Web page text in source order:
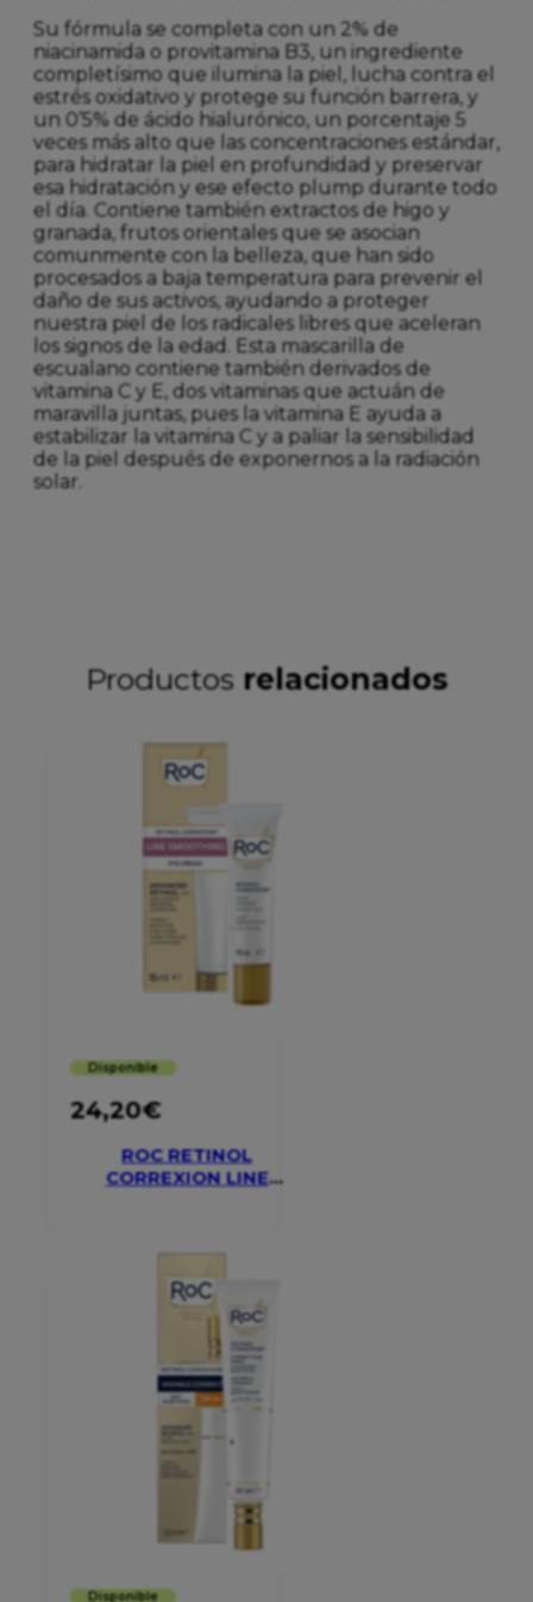
Su fórmula se completa con un 2% de
niacinamida o provitamina B3, un ingrediente
completísimo que ilumina la piel, lucha contra el
estrés oxidativo y protege su función barrera, y
un 0’5% de ácido hialurónico, un porcentaje 5
veces más alto que las concentraciones estándar,
para hidratar la piel en profundidad y preservar
esa hidratación y ese efecto plump durante todo
el día. Contiene también extractos de higo y
granada, frutos orientales que se asocian
comunmente con la belleza, que han sido
procesados a baja temperatura para prevenir el
daño de sus activos, ayudando a proteger
nuestra piel de los radicales libres que aceleran
los signos de la edad. Esta mascarilla de
escualano contiene también derivados de
vitamina C y E, dos vitaminas que actuán de
maravilla juntas, pues la vitamina E ayuda a
estabilizar la vitamina C y a paliar la sensibilidad
de la piel después de exponernos a la radiación
solar.
Productos relacionados
Disponible
24,20€
ROC RETINOL
CORREXION LINE
Disponible